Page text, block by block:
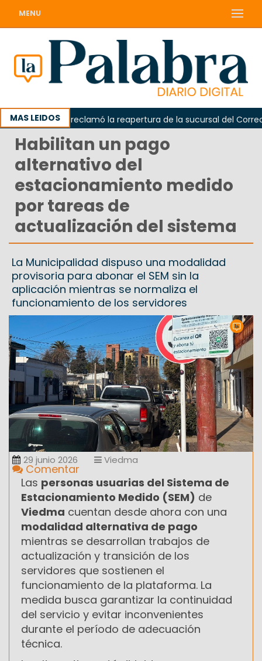
MENU
MAS LEIDOS
Odarda reclamó la reapertura de la sucursal del Correo
Habilitan un pago
alternativo del
estacionamiento medido
por tareas de
actualización del sistema
La Municipalidad dispuso una modalidad
provisoria para abonar el SEM sin la
aplicación mientras se normaliza el
funcionamiento de los servidores
29 junio 2026 Viedma
Comentar
Las personas usuarias del Sistema de
Estacionamiento Medido (SEM) de
Viedma cuentan desde ahora con una
modalidad alternativa de pago
mientras se desarrollan trabajos de
actualización y transición de los
servidores que sostienen el
funcionamiento de la plataforma. La
medida busca garantizar la continuidad
del servicio y evitar inconvenientes
durante el período de adecuación
técnica.